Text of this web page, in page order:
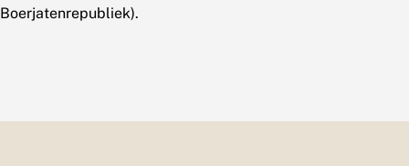
Boerjatenrepubliek).